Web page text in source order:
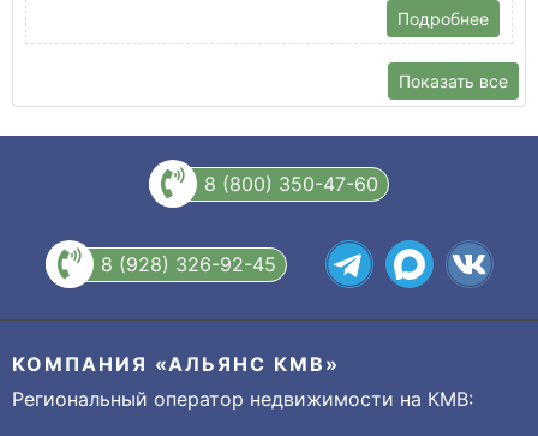
Подробнее
Показать все
8 (800) 350-47-60
8 (928) 326-92-45
КОМПАНИЯ «АЛЬЯНС КМВ»
Региональный оператор недвижимости на КМВ: